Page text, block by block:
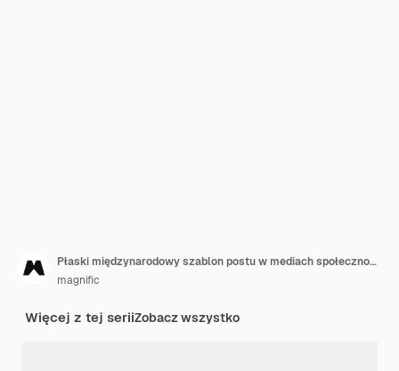
Płaski międzynarodowy szablon postu w mediach społecznościowych
magnific
Więcej z tej seriiZobacz wszystko